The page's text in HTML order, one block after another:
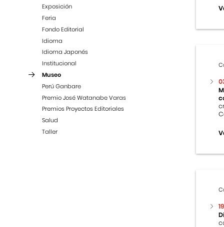
Exposición
Feria
Fondo Editorial
Idioma
Idioma Japonés
Institucional
Museo
Perú Ganbare
Premio José Watanabe Varas
Premios Proyectos Editoriales
Salud
Taller